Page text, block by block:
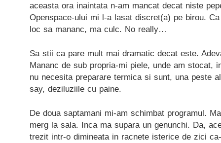
aceasta ora inaintata n-am mancat decat niste
Openspace-ului mi l-a lasat discret(a) pe birou.
loc sa mananc, ma culc. No really…
Sa stii ca pare mult mai dramatic decat este.
Mananc de sub propria-mi piele, unde am stocat,
nu necesita preparare termica si sunt, una peste
say, deziluziile cu paine.
De doua saptamani mi-am schimbat programul.
merg la sala. Inca ma supara un genunchi. Da,
trezit intr-o dimineata in racnete isterice de zici